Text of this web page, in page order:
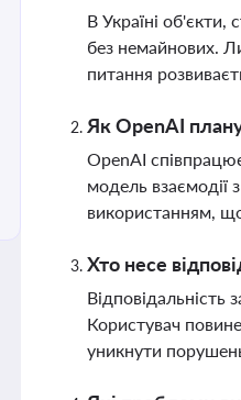
В Україні
без немайнових.
питання
Як OpenAI
OpenAI
модель взаємодії
використанням,
Хто несе
Користувач
уникнути